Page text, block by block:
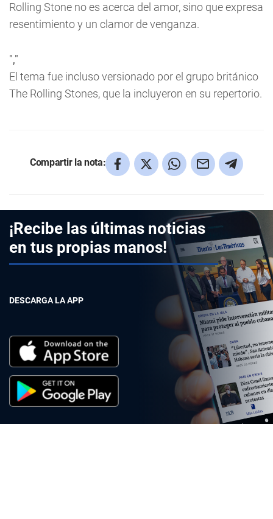
Rolling Stone no es acerca del amor, sino que expresa
resentimiento y un clamor de venganza.
","
El tema fue incluso versionado por el grupo británico
The Rolling Stones, que la incluyeron en su repertorio.
Compartir la nota:
¡Recibe las últimas noticias
en tus propias manos!
DESCARGA LA APP